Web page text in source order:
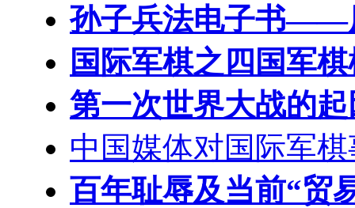
孙子兵法电子书——
国际军棋之四国军
第一次世界大战的
中国媒体对国际军
百年耻辱及当前“贸